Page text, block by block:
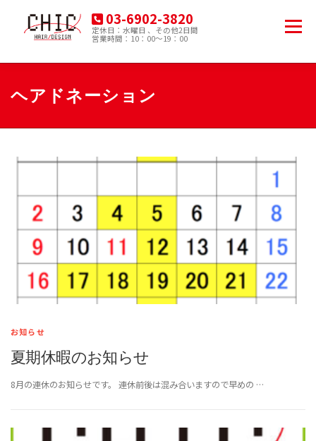
ツ
03-6902-3820
定休日：水曜日 、その他2日間
営業時間：10：00～19：00
メニュー
HOME MENU PRODUCT
ヘアドネーション
お知らせ
夏期休暇のお知らせ
8月の連休のお知らせです。 連休前後は混み合いますので早めの …